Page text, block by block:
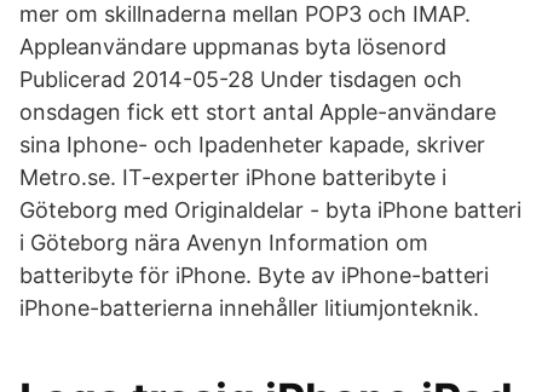
mer om skillnaderna mellan POP3 och IMAP.
Appleanvändare uppmanas byta lösenord
Publicerad 2014-05-28 Under tisdagen och
onsdagen fick ett stort antal Apple-användare
sina Iphone- och Ipadenheter kapade, skriver
Metro.se. IT-experter iPhone batteribyte i
Göteborg med Originaldelar - byta iPhone batteri
i Göteborg nära Avenyn Information om
batteribyte för iPhone. Byte av iPhone-batteri
iPhone-batterierna innehåller litiumjonteknik.